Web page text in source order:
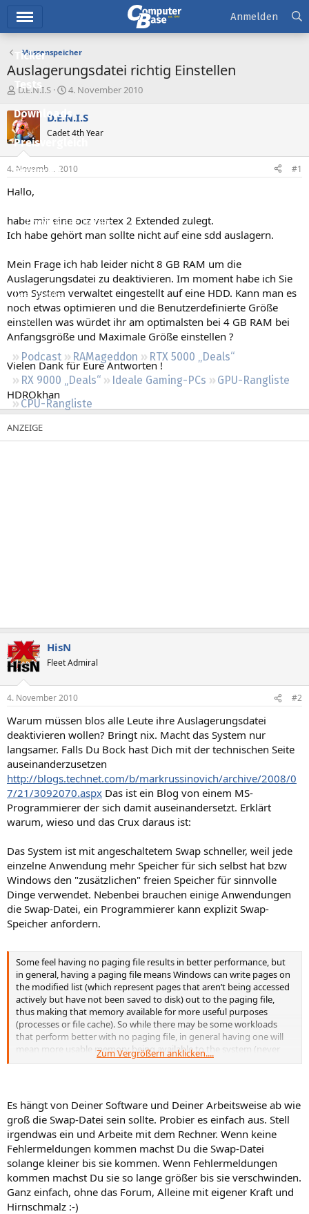
Ticker
Tests
Downloads
Preisvergleich
Forum
Aktuelles
Empfohlene Inhalte
Neueste Aktivitäten
Leserartikel
Regeln
Podcast RAMageddon
RTX 5000 „Deals“
RX 9000 „Deals“
Ideale Gaming-PCs
GPU-Rangliste
CPU-Rangliste
Anmelden
Massenspeicher
Auslagerungsdatei richtig Einstellen
E
s
t
e
l
e
r
D.E.N.I.S
E
s
e
l
t
4. November 2010
D.E.N.I.S
Cadet 4th Year
4. November 2010 #1
Hallo,
habe mir eine ocz vertex 2 Extended zulegt.
Ich habe gehört man sollte nicht auf eine sdd auslagern.
Mein Frage ich hab leider nicht 8 GB RAM um die
Auslagerungsdatei zu deaktivieren. Im moment habe ich Sie
vom System verwaltet eingestellt auf eine HDD. Kann man es
noch etwas optimieren und die Benutzerdefinierte Größe
einstellen was würdet ihr am optimalsten bei 4 GB RAM bei
Anfangsgröße und Maximale Größe einstellen ?
Vielen Dank für Eure Antworten !
HDROkhan
HisN
Fleet Admiral
4. November 2010 #2
Warum müssen blos alle Leute ihre Auslagerungsdatei
deaktivieren wollen? Bringt nix. Macht das System nur
langsamer. Falls Du Bock hast Dich mit der technischen Seite
auseinanderzusetzen
http://blogs.technet.com/b/markrussinovich/archive/2008/0
7/21/3092070.aspx Das ist ein Blog von einem MS-
Programmierer der sich damit auseinandersetzt. Erklärt
warum, wieso und das Crux daraus ist:
Das System ist mit angeschaltetem Swap schneller, weil jede
einzelne Anwendung mehr Speicher für sich selbst hat bzw
Windows den "zusätzlichen" freien Speicher für sinnvolle
Dinge verwendet. Nebenbei brauchen einige Anwendungen
die Swap-Datei, ein Programmierer kann explizit Swap-
Speicher anfordern.
Some feel having no paging file results in better performance, but
in general, having a paging file means Windows can write pages on
the modified list (which represent pages that aren’t being accessed
actively but have not been saved to disk) out to the paging file,
thus making that memory available for more useful purposes
(processes or file cache). So while there may be some workloads
that perform better with no paging file, in general having one will
mean more usable memory being available to the system (never
mind that Windows won’t be able to write kernel crash dumps
Zum Vergrößern anklicken....
Es hängt von Deiner Software und Deiner Arbeitsweise ab wie
groß die Swap-Datei sein sollte. Probier es einfach aus. Stell
irgendwas ein und Arbeite mit dem Rechner. Wenn keine
Fehlermeldungen kommen machst Du die Swap-Datei
solange kleiner bis sie kommen. Wenn Fehlermeldungen
kommen machst Du sie so lange größer bis sie verschwinden.
Ganz einfach, ohne das Forum, Alleine mit eigener Kraft und
Hirnschmalz :-)